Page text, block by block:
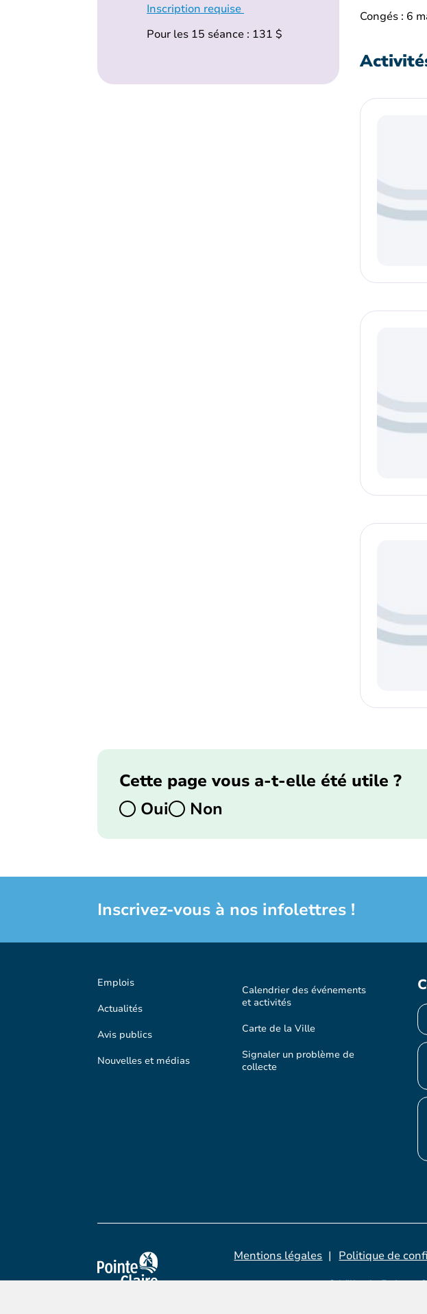
Inscription requise
Pour les 15 séance : 131 $
Congés : 6
Cette page vous a-t-elle été utile ?
Oui
Non
Inscrivez-vous à nos infolettres !
Emplois
Actualités
Avis publics
Nouvelles et médias
Calendrier des événements
et activités
Carte de la Ville
Signaler un problème de
collecte
© Ville de Pointe-
Mentions légales Politique de